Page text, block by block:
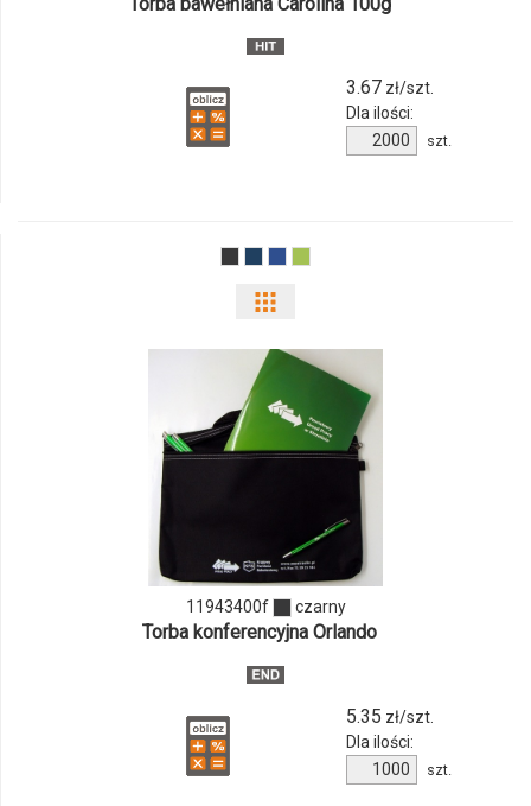
3.67zł/szt.
Dla ilości:
Ilość
produktu
szt.
odmiany
i
ilości
11943400f
11943400f czarny
Torba konferencyjna Orlando
5.35 zł/szt.
Dla ilości:
Ilość
produktu
szt.